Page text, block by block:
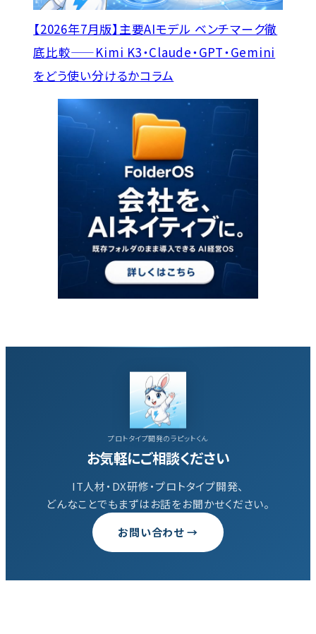
【2026年7月版】主要AIモデル ベンチマーク徹
底比較——Kimi K3・Claude・GPT・Gemini
をどう使い分けるかコラム
プロトタイプ開発のラピットくん
お気軽にご相談ください
IT人材・DX研修・プロトタイプ開発、
どんなことでもまずはお話をお聞かせください。
お問い合わせ →